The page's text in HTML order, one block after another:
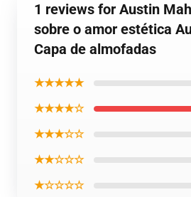
1 reviews for Austin
sobre o amor estética
Capa de almofadas
★★★★★
★★★★☆
★★★☆☆
★★☆☆☆
★☆☆☆☆